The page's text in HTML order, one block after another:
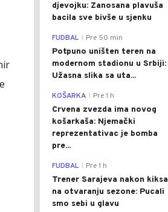
djevojku: Zanosana plavuša
bacila sve bivše u sjenku
FUDBAL Pre 50 min
Potpuno uništen teren na
modernom stadionu u Srbiji:
Užasna slika sa uta...
KOŠARKA Pre 1 h
Crvena zvezda ima novog
košarkaša: Njemački
reprezentativac je bomba
pre...
FUDBAL Pre 1 h
Trener Sarajeva nakon kiksa
na otvaranju sezone: Pucali
smo sebi u glavu